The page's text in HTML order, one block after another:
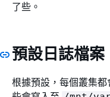
了些。
預設日誌檔案
根據預設，每個叢集